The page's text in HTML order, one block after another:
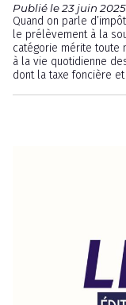
Publié le 23 juin 2025
Quand on parle
le prélèvement à la
catégorie mérite toute
à la vie quotidienne
dont la taxe foncière